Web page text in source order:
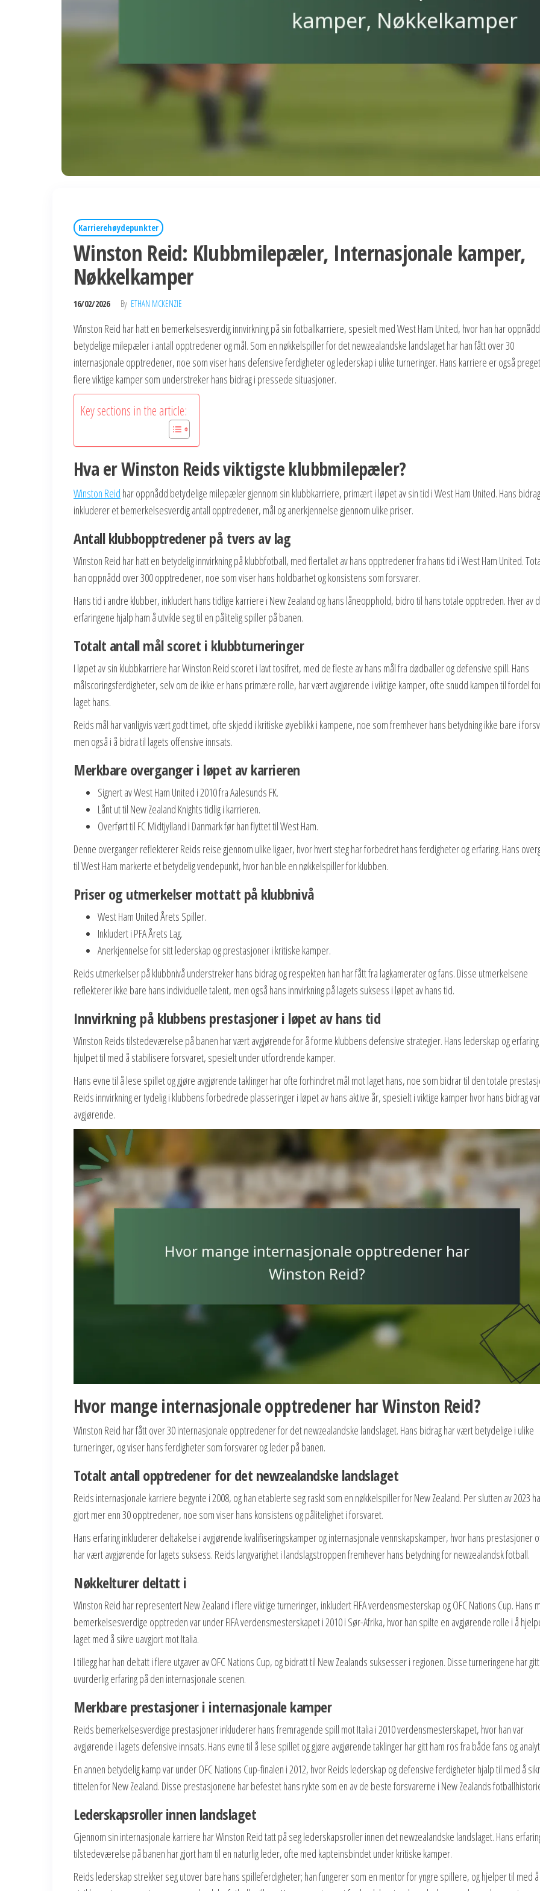
Karrierehøydepunkter
Winston Reid: Klubbmilepæler, Internasjonale kamper,
Nøkkelkamper
16/02/2026 By ETHAN MCKENZIE
Winston Reid har hatt en bemerkelsesverdig innvirkning på sin fotballkarriere, spesielt med West Ham United, hvor han har oppnådd
betydelige milepæler i antall opptredener og mål. Som en nøkkelspiller for det newzealandske landslaget har han fått over 30
internasjonale opptredener, noe som viser hans defensive ferdigheter og lederskap i ulike turneringer. Hans karriere er også
flere viktige kamper som understreker hans bidrag i pressede situasjoner.
Key sections in the article:
Hva er Winston Reids viktigste klubbmilepæler?
Winston Reid har oppnådd betydelige milepæler gjennom sin klubbkarriere, primært i løpet av sin tid i West Ham United. Hans bidrag
inkluderer et bemerkelsesverdig antall opptredener, mål og anerkjennelse gjennom ulike priser.
Antall klubbopptredener på tvers av lag
Winston Reid har hatt en betydelig innvirkning på klubbfotball, med flertallet av hans opptredener fra hans tid i West Ham United.
han oppnådd over 300 opptredener, noe som viser hans holdbarhet og konsistens som forsvarer.
Hans tid i andre klubber, inkludert hans tidlige karriere i New Zealand og hans låneopphold, bidro til hans totale opptreden. Hver av
erfaringene hjalp ham å utvikle seg til en pålitelig spiller på banen.
Totalt antall mål scoret i klubbturneringer
I løpet av sin klubbkarriere har Winston Reid scoret i lavt tosifret, med de fleste av hans mål fra dødballer og defensive spill. Hans
målscoringsferdigheter, selv om de ikke er hans primære rolle, har vært avgjørende i viktige kamper, ofte snudd kampen til fordel
laget hans.
Reids mål har vanligvis vært godt timet, ofte skjedd i kritiske øyeblikk i kampene, noe som fremhever hans betydning ikke bare i
men også i å bidra til lagets offensive innsats.
Merkbare overganger i løpet av karrieren
Signert av West Ham United i 2010 fra Aalesunds FK.
Lånt ut til New Zealand Knights tidlig i karrieren.
Overført til FC Midtjylland i Danmark før han flyttet til West Ham.
Denne overganger reflekterer Reids reise gjennom ulike ligaer, hvor hvert steg har forbedret hans ferdigheter og erfaring. Hans
til West Ham markerte et betydelig vendepunkt, hvor han ble en nøkkelspiller for klubben.
Priser og utmerkelser mottatt på klubbnivå
West Ham United Årets Spiller.
Inkludert i PFA Årets Lag.
Anerkjennelse for sitt lederskap og prestasjoner i kritiske kamper.
Reids utmerkelser på klubbnivå understreker hans bidrag og respekten han har fått fra lagkamerater og fans. Disse utmerkelsene
reflekterer ikke bare hans individuelle talent, men også hans innvirkning på lagets suksess i løpet av hans tid.
Innvirkning på klubbens prestasjoner i løpet av hans tid
Winston Reids tilstedeværelse på banen har vært avgjørende for å forme klubbens defensive strategier. Hans lederskap og
hjulpet til med å stabilisere forsvaret, spesielt under utfordrende kamper.
Hans evne til å lese spillet og gjøre avgjørende taklinger har ofte forhindret mål mot laget hans, noe som bidrar til den totale
Reids innvirkning er tydelig i klubbens forbedrede plasseringer i løpet av hans aktive år, spesielt i viktige kamper hvor hans bidrag var
avgjørende.
Hvor mange internasjonale opptredener har Winston Reid?
Winston Reid har fått over 30 internasjonale opptredener for det newzealandske landslaget. Hans bidrag har vært betydelige i ulike
turneringer, og viser hans ferdigheter som forsvarer og leder på banen.
Totalt antall opptredener for det newzealandske landslaget
Reids internasjonale karriere begynte i 2008, og han etablerte seg raskt som en nøkkelspiller for New Zealand. Per slutten av 2023
gjort mer enn 30 opptredener, noe som viser hans konsistens og pålitelighet i forsvaret.
Hans erfaring inkluderer deltakelse i avgjørende kvalifiseringskamper og internasjonale vennskapskamper, hvor hans prestasjoner
har vært avgjørende for lagets suksess. Reids langvarighet i landslagstroppen fremhever hans betydning for newzealandsk fotball.
Nøkkelturer deltatt i
Winston Reid har representert New Zealand i flere viktige turneringer, inkludert FIFA verdensmesterskap og OFC Nations Cup. Hans
bemerkelsesverdige opptreden var under FIFA verdensmesterskapet i 2010 i Sør-Afrika, hvor han spilte en avgjørende rolle i å
laget med å sikre uavgjort mot Italia.
I tillegg har han deltatt i flere utgaver av OFC Nations Cup, og bidratt til New Zealands suksesser i regionen. Disse turneringene har
uvurderlig erfaring på den internasjonale scenen.
Merkbare prestasjoner i internasjonale kamper
Reids bemerkelsesverdige prestasjoner inkluderer hans fremragende spill mot Italia i 2010 verdensmesterskapet, hvor han var
avgjørende i lagets defensive innsats. Hans evne til å lese spillet og gjøre avgjørende taklinger har gitt ham ros fra både fans og
En annen betydelig kamp var under OFC Nations Cup-finalen i 2012, hvor Reids lederskap og defensive ferdigheter hjalp til med å
tittelen for New Zealand. Disse prestasjonene har befestet hans rykte som en av de beste forsvarerne i New Zealands
Lederskapsroller innen landslaget
Gjennom sin internasjonale karriere har Winston Reid tatt på seg lederskapsroller innen det newzealandske landslaget. Hans
tilstedeværelse på banen har gjort ham til en naturlig leder, ofte med kapteinsbindet under kritiske kamper.
Reids lederskap strekker seg utover bare hans spilleferdigheter; han fungerer som en mentor for yngre spillere, og hjelper til med å